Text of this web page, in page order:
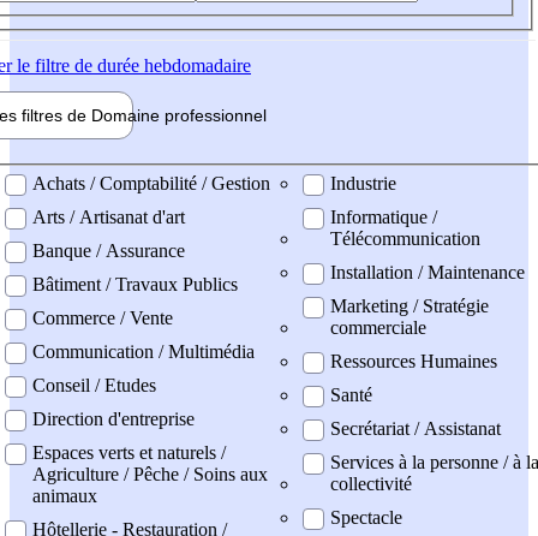
le filtre de durée hebdomadaire
filtres de Domaine professionnel
professionel
Achats / Comptabilité / Gestion
Arts / Artisanat d'art
Banque / Assurance
Bâtiment / Travaux Publics
Commerce / Vente
Communication / Multimédia
Conseil / Etudes
Direction d'entreprise
Espaces verts et naturels /
Agriculture / Pêche / Soins aux
animaux
Hôtellerie - Restauration /
Industrie
Informatique /
Télécommunication
Installation / Maintenance
Marketing / Stratégie
commerciale
Ressources Humaines
Santé
Secrétariat / Assistanat
Services à la personne / à la
collectivité
Spectacle